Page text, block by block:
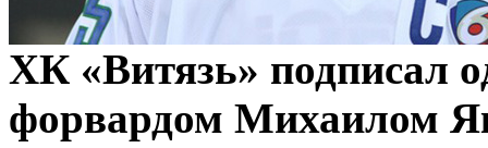
ХК «Витязь» подписал
форвардом Михаилом